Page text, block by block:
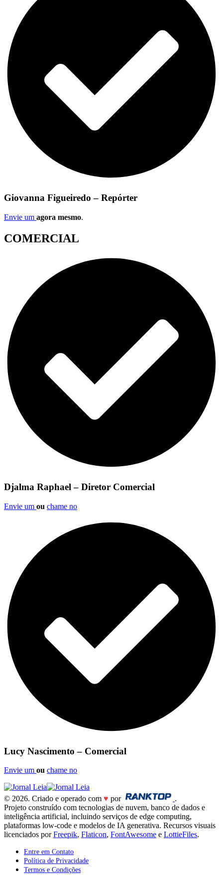
Giovanna Figueiredo – Repórter
Envie um agora mesmo.
COMERCIAL
Djalma Raphael – Diretor Comercial
Envie um ou chame no
Lucy Nascimento – Comercial
Envie um ou chame no
© 2026. Criado e operado com ♥ por
.
Projeto construído com tecnologias de nuvem, banco de dados e
inteligência artificial, incluindo serviços de edge computing,
plataformas low-code e modelos de IA generativa. Recursos visuais
licenciados porFreepik, Flaticon, FontAwesome e LottieFiles.
Entre em Contato
Política de Privacidade
Termos e Condições